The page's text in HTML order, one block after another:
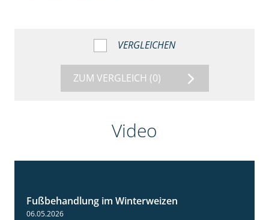
VERGLEICHEN
ZUM VERGLEICH (0)
Video
Fußbehandlung im Winterweizen
06.05.2026